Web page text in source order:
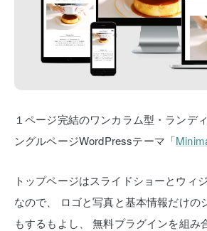
１ページ完結のワンカラム型・ランデ
ングルページWordPressテーマ「
トップページはスライドショーとウィ
なので、
ロゴと写真と基本情報だけの
もするもよし、
無料プラグインを組み